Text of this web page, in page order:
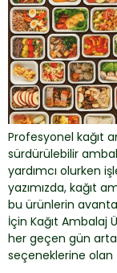
Profesyonel kağıt
sürdürülebilir
yardımcı olurken
yazımızda, kağıt
bu ürünlerin
İçin Kağıt Ambalaj
her geçen gün
seçeneklerine